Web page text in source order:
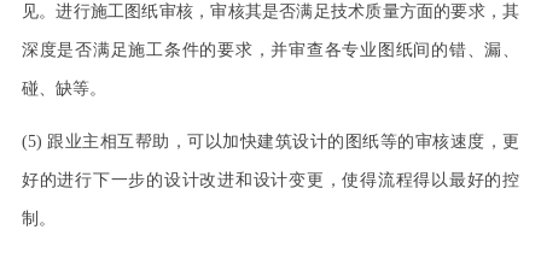
见。进行施工图纸审核，审核其是否满足技术质量方面的要求，其
深度是否满足施工条件的要求，并审查各专业图纸间的错、漏、
碰、缺等。
(5) 跟业主相互帮助，可以加快建筑设计的图纸等的审核速度，更
好的进行下一步的设计改进和设计变更，使得流程得以最好的控
制。